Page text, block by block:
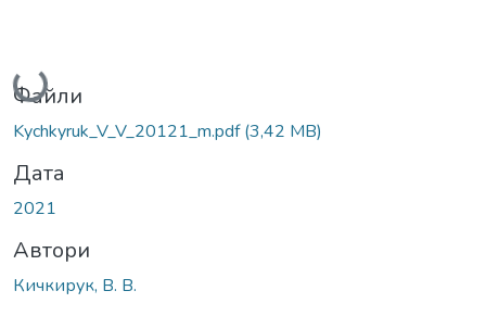
Вантажиться...
Файли
Kychkyruk_V_V_20121_m.pdf(3,42 MB)
Дата
2021
Автори
Кичкирук, В. В.